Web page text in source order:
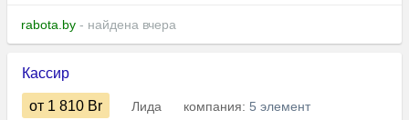
rabota.by - найдена вчера
Кассир
от 1 810 Br Лида компания: 5 элемент